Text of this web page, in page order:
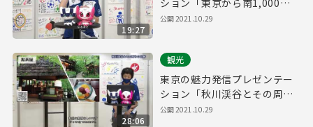
19:27
㎞」
公開2021.10.29
28:06
観光
東京の魅力発信プレゼンテー
ション「秋川渓谷とその周り
の名勝」
公開2021.10.29